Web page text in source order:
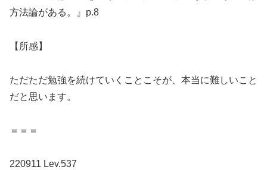
方法論がある。』p.8
【所感】
ただただ勉強を続けていくことこそが、本当に難しいこと
だと思います。
＝＝＝
220911 Lev.537